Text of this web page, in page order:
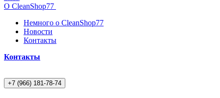
О CleanShop77
Немного о CleanShop77
Новости
Контакты
Контакты
+7 (966) 181-78-74